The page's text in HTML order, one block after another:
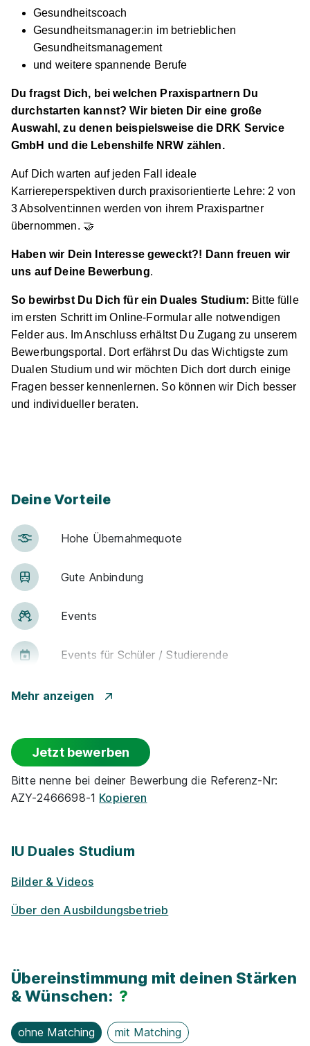
Gesundheitscoach
Gesundheitsmanager:in im betrieblichen
Gesundheitsmanagement
und weitere spannende Berufe
Du fragst Dich, bei welchen Praxispartnern Du
durchstarten kannst? Wir bieten Dir eine große
Auswahl, zu denen beispielsweise die DRK Service
GmbH und die Lebenshilfe NRW zählen.
Auf Dich warten auf jeden Fall ideale
Karriereperspektiven durch praxisorientierte Lehre: 2 von
3 Absolvent:innen werden von ihrem Praxispartner
übernommen. 🤝
Haben wir Dein Interesse geweckt?! Dann freuen wir
uns auf Deine Bewerbung.
So bewirbst Du Dich für ein Duales Studium: Bitte fülle
im ersten Schritt im Online-Formular alle notwendigen
Felder aus. Im Anschluss erhältst Du Zugang zu unserem
Bewerbungsportal. Dort erfährst Du das Wichtigste zum
Dualen Studium und wir möchten Dich dort durch einige
Fragen besser kennenlernen. So können wir Dich besser
und individueller beraten.
Deine Vorteile
Hohe Über­nah­me­quote
Gute An­bin­dung
Events
Events für Schü­ler / Stu­die­ren­de
Rabatt-Pro­gramme für Schüler / ­Studierende
Projekt­kooper­ationen mit Unternehmen
Exkur­sionen
Möglichkeit Homeoffice
Mehr anzeigen
Jetzt bewerben
Bitte nenne bei deiner Bewerbung die Referenz-Nr:
AZY-2466698-1 Kopieren
IU Duales Studium
Bilder & Videos
Über den Ausbildungsbetrieb
Übereinstimmung mit deinen Stärken
& Wünschen: ?
ohne Matching mit Matching